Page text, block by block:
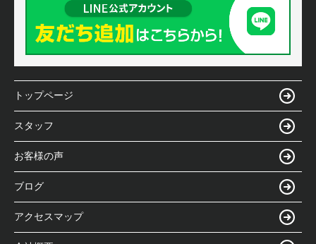
トップページ
スタッフ
お客様の声
ブログ
アクセスマップ